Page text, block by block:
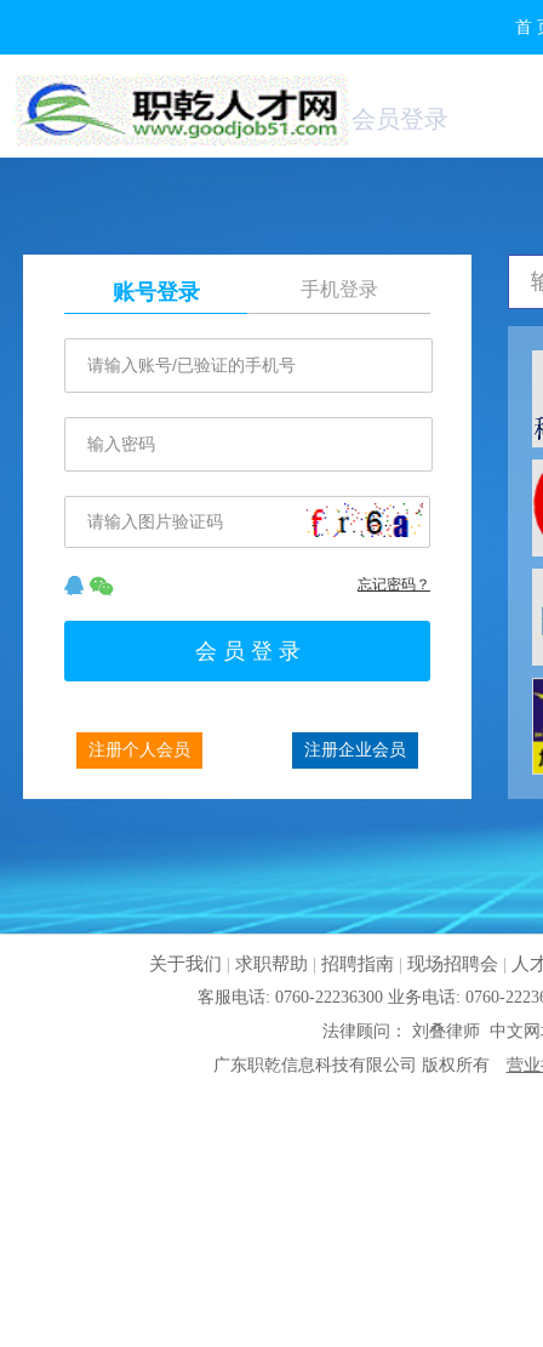
首
会员登录
账号登录 手机登录
忘记密码？
注册个人会员 注册企业会员
关于我们 | 求职帮助 | 招聘指南| 现场招聘会 | 人
客服电话: 0760-22236300 业务电话: 0760-
法律顾问： 刘叠律师 中文
广东职乾信息科技有限公司 版权所有
营